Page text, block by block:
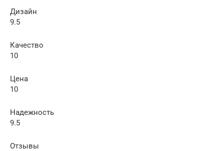
Дизайн
9.5
Качество
10
Цена
10
Надежность
9.5
Отзывы